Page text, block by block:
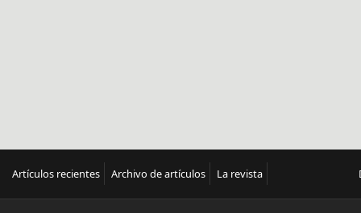
Artículos recientes Archivo de artículos La revista